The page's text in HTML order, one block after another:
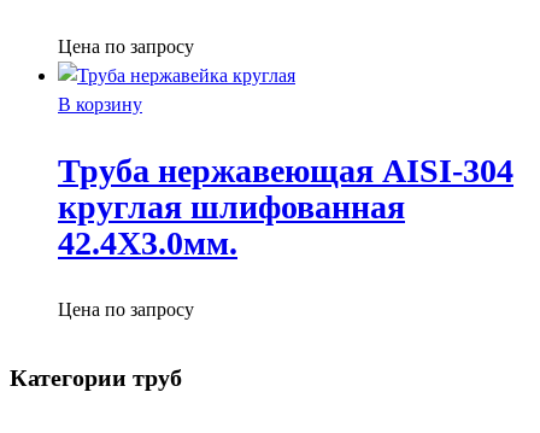
Цена по запросу
В корзину
Труба нержавеющая AISI-304
круглая шлифованная
42.4X3.0мм.
Цена по запросу
Категории труб